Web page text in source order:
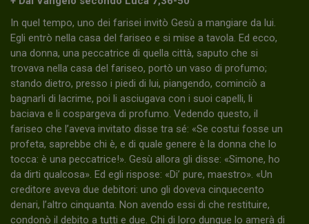
In quel tempo, uno dei farisei invitò Gesù a mangiare da lui.
Egli entrò nella casa del fariseo e si mise a tavola. Ed ecco,
una donna, una peccatrice di quella città, saputo che si
trovava nella casa del fariseo, portò un vaso di profumo;
stando dietro, presso i piedi di lui, piangendo, cominciò a
bagnarli di lacrime, poi li asciugava con i suoi capelli, li
baciava e li cospargeva di profumo. Vedendo questo, il
fariseo che l’aveva invitato disse tra sé: «Se costui fosse un
profeta, saprebbe chi è, e di quale genere è la donna che lo
tocca: è una peccatrice!». Gesù allora gli disse: «Simone, ho
da dirti qualcosa». Ed egli rispose: «Di’ pure, maestro». «Un
creditore aveva due debitori: uno gli doveva cinquecento
denari, l’altro cinquanta. Non avendo essi di che restituire,
condonò il debito a tutti e due. Chi di loro dunque lo amerà di